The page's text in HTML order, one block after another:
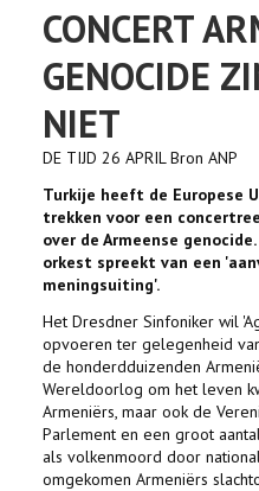
CONCERT
GENOCIDE
NIET
DE TIJD 26 APRIL Bron ANP
Turkije heeft de Europese
trekken voor een
over de Armeense
orkest spreekt van een
meningsuiting'.
Het Dresdner Sinfoniker wil
opvoeren ter gelegenheid
de honderdduizenden
Wereldoorlog om het leven
Armeniërs, maar ook de
Parlement en een groot
als volkenmoord door
omgekomen Armeniërs